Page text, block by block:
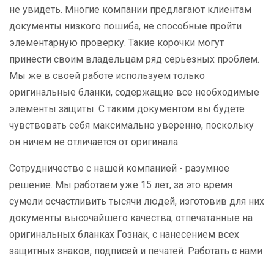
не увидеть. Многие компании предлагают клиентам
документы низкого пошиба, не способные пройти
элементарную проверку. Такие корочки могут
принести своим владельцам ряд серьезных проблем.
Мы же в своей работе используем только
оригинальные бланки, содержащие все необходимые
элементы защиты. С таким документом вы будете
чувствовать себя максимально уверенно, поскольку
он ничем не отличается от оригинала.
Сотрудничество с нашей компанией - разумное
решение. Мы работаем уже 15 лет, за это время
сумели осчастливить тысячи людей, изготовив для них
документы высочайшего качества, отпечатанные на
оригинальных бланках Гознак, с нанесением всех
защитных знаков, подписей и печатей. Работать с нами